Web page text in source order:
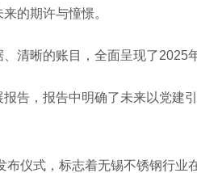
的期许与憧憬。
晰的账目，全面呈现了2025
，报告中明确了未来以党建
式，标志着无锡不锈钢行业